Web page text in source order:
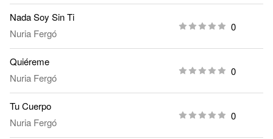
Nada Soy Sin Ti
Nuria Fergó
0
Quiéreme
Nuria Fergó
0
Tu Cuerpo
Nuria Fergó
0